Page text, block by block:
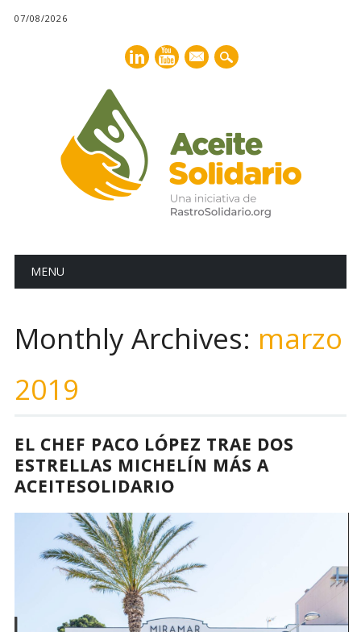
07/08/2026
mail
Main menu
MENU
Monthly Archives: marzo
2019
EL CHEF PACO LÓPEZ TRAE DOS
ESTRELLAS MICHELÍN MÁS A
ACEITESOLIDARIO